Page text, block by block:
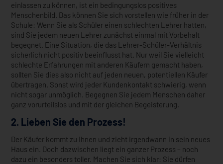
einlassen zu können, ist ein bedingungslos positives
Menschenbild. Das können Sie sich vorstellen wie früher in der
Schule: Wenn Sie als Schüler einen schlechten Lehrer hatten,
sind Sie jedem neuen Lehrer zunächst einmal mit Vorbehalt
begegnet. Eine Situation, die das Lehrer-Schüler-Verhältnis
sicherlich nicht positiv beeinflusst hat. Nur weil Sie vielleicht
schlechte Erfahrungen mit anderen Käufern gemacht haben,
sollten Sie dies also nicht auf jeden neuen, potentiellen Käufer
übertragen. Sonst wird jeder Kundenkontakt schwierig, wenn
nicht sogar unmöglich. Begegnen Sie jedem Menschen daher
ganz vorurteilslos und mit der gleichen Begeisterung.
2. Lieben Sie den Prozess!
Der Käufer kommt zu Ihnen und zieht irgendwann in sein neues
Haus ein. Doch dazwischen liegt ein ganzer Prozess – noch
dazu ein besonders toller. Machen Sie sich klar: Sie dürfen